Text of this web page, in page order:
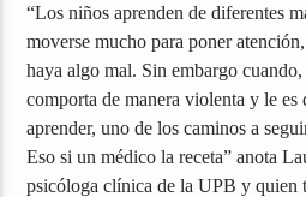
“Los niños aprenden de diferentes
moverse mucho para poner
haya algo mal. Sin embargo
comporta de manera violenta y le
aprender, uno de los caminos a
Eso si un médico la receta” anota
psicóloga clínica de la UPB y quien